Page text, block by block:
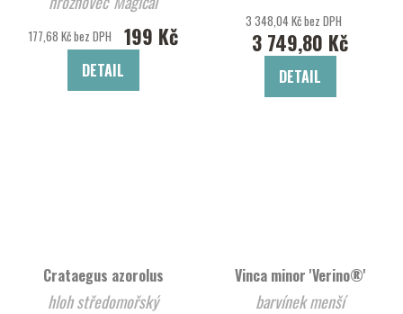
Springtime®'
177,68 Kč bez DPH 199 Kč
DETAIL
3 348,04 Kč bez DPH
3 749,80 Kč
DETAIL
Crataegus azorolus
hloh středomořský
Vinca minor 'Verino®'
barvínek menší